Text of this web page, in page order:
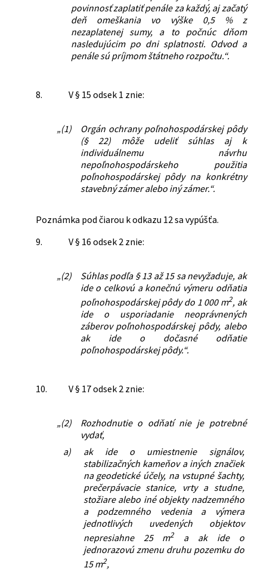
povinnosť zaplatiť penále za každý, aj začatý
deň omeškania vo výške 0,5 % z
nezaplatenej sumy, a to počnúc dňom
nasledujúcim po dni splatnosti. Odvod a
penále sú príjmom štátneho rozpočtu.“.
8. V § 15 odsek 1 znie:
„(1)
Orgán ochrany poľnohospodárskej pôdy
(§ 22) môže udeliť súhlas aj k
individuálnemu návrhu
nepoľnohospodárskeho použitia
poľnohospodárskej pôdy na konkrétny
stavebný zámer alebo iný zámer.“.
Poznámka pod čiarou k odkazu 12 sa vypúšťa.
9.
V § 16 odsek 2 znie:
„(2)
Súhlas podľa § 13 až 15 sa nevyžaduje, ak
ide o celkovú a konečnú výmeru odňatia
poľnohospodárskej pôdy do 1 000 m2, ak
ide o usporiadanie neoprávnených
záberov poľnohospodárskej pôdy, alebo
ak ide o dočasné odňatie
poľnohospodárskej pôdy.“.
10. V § 17 odsek 2 znie:
„(2)
Rozhodnutie o odňatí nie je potrebné
vydať,
a)
ak ide o umiestnenie signálov,
stabilizačných kameňov a iných značiek
na geodetické účely, na vstupné šachty,
prečerpávacie stanice, vrty a studne,
stožiare alebo iné objekty nadzemného
a podzemného vedenia a výmera
jednotlivých uvedených objektov
nepresiahne 25 m2a ak ide o
jednorazovú zmenu druhu pozemku do
15 m2,